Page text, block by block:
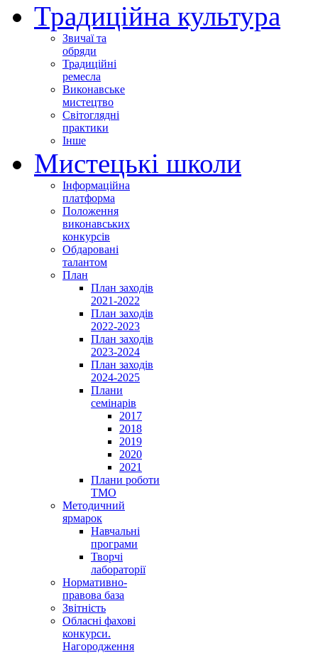
Традиційна культура
Звичаї та
обряди
Традиційні
ремесла
Виконавське
мистецтво
Світоглядні
практики
Інше
Мистецькі школи
Інформаційна
платформа
Положення
виконавських
конкурсів
Обдаровані
талантом
План
План заходів
2021-2022
План заходів
2022-2023
План заходів
2023-2024
План заходів
2024-2025
Плани
семінарів
2017
2018
2019
2020
2021
Плани роботи
ТМО
Методичний
ярмарок
Навчальні
програми
Творчі
лабораторії
Нормативно-
правова база
Звітність
Обласні фахові
конкурси.
Нагородження